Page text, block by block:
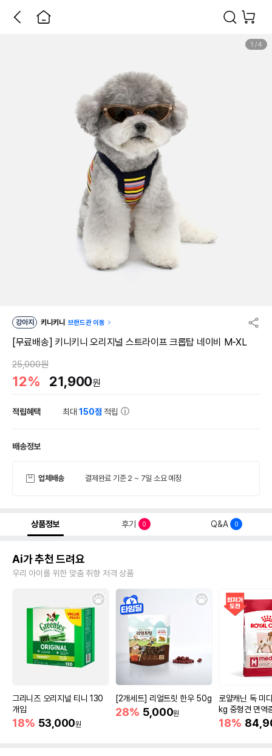
1 /4
강아지 키니키니 브랜드관 이동
[무료배송] 키니키니 오리지널 스트라이프 크롭탑 네이비 M-XL
25,000원
12% 21,900원
적립혜택 최대150점 적립
배송정보
업체배송 결제완료 기준 2 ~ 7일 소요 예정
상품정보 후기 0 Q&A 0
Ai가 추천 드려요
우리 아이를 위한 맞춤 취향 저격 상품
그리니즈 오리지널 티니 130
개입
18% 53,000원
[2개세트] 리얼트릿 한우 50g
28% 5,000원
로얄캐닌 독 미
kg 중형견 면역
18%